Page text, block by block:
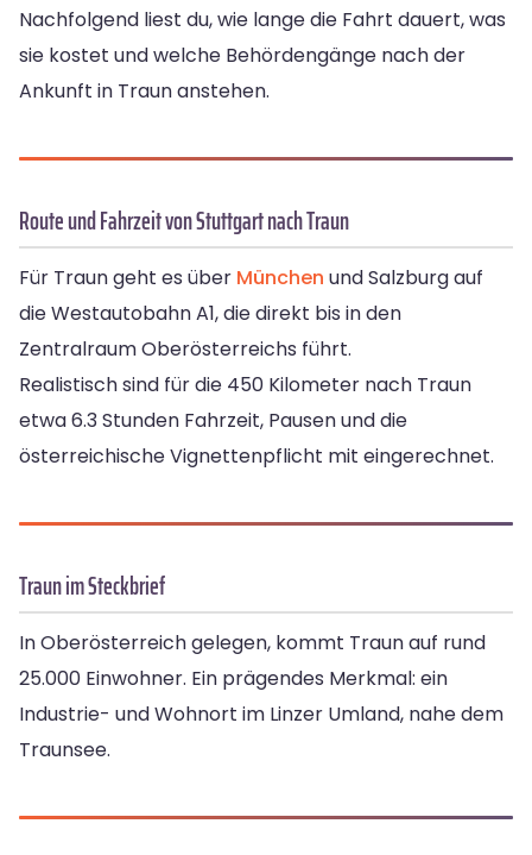
Nachfolgend liest du, wie lange die Fahrt dauert, was
sie kostet und welche Behördengänge nach der
Ankunft in Traun anstehen.
Route und Fahrzeit von Stuttgart nach Traun
Für Traun geht es über München und Salzburg auf
die Westautobahn A1, die direkt bis in den
Zentralraum Oberösterreichs führt.
Realistisch sind für die 450 Kilometer nach Traun
etwa 6.3 Stunden Fahrzeit, Pausen und die
österreichische Vignettenpflicht mit eingerechnet.
Traun im Steckbrief
In Oberösterreich gelegen, kommt Traun auf rund
25.000 Einwohner. Ein prägendes Merkmal: ein
Industrie- und Wohnort im Linzer Umland, nahe dem
Traunsee.